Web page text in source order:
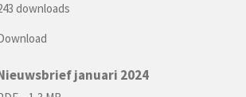
downloads
januari 2024